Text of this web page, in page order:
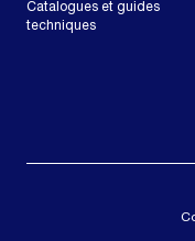
Catalogues et guides
techniques